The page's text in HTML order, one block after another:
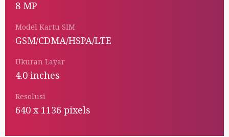
8 MP
Model Kartu SIM
GSM/CDMA/HSPA/LTE
Ukuran Layar
4.0 inches
Resolusi
640 x 1136 pixels